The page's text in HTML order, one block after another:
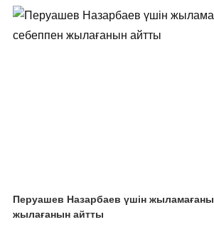
Перуашев Назарбаев үшін
жылағанын айтты